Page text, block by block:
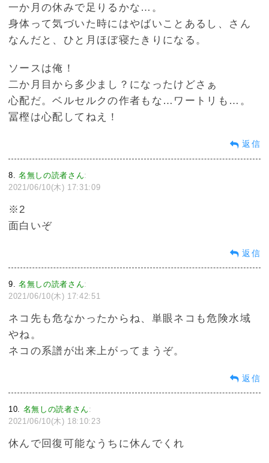
一か月の休みで足りるかな…。
身体って気づいた時にはやばいことあるし、さん
なんだと、ひと月ほぼ寝たきりになる。
ソースは俺！
二か月目から多少まし？になったけどさぁ
心配だ。ベルセルクの作者もな…ワートリも…。
冨樫は心配してねえ！
返信
8 名無しの読者さん:
2021/06/10(木) 17:31:09
※2
面白いぞ
返信
9 名無しの読者さん:
2021/06/10(木) 17:42:51
ネコ先も危なかったからね、単眼ネコも危険水域
やね。
ネコの系譜が出来上がってまうぞ。
返信
10 名無しの読者さん :
2021/06/10(木) 18:10:23
休んで回復可能なうちに休んでくれ